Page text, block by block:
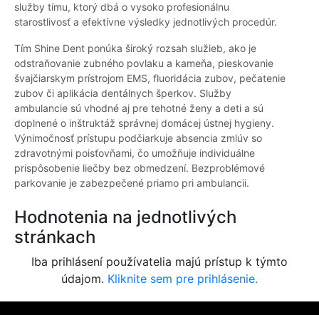
služby tímu, ktorý dbá o vysoko profesionálnu
starostlivosť a efektívne výsledky jednotlivých procedúr.
Tím Shine Dent ponúka široký rozsah služieb, ako je
odstraňovanie zubného povlaku a kameňa, pieskovanie
švajčiarskym prístrojom EMS, fluoridácia zubov, pečatenie
zubov či aplikácia dentálnych šperkov. Služby
ambulancie sú vhodné aj pre tehotné ženy a deti a sú
doplnené o inštruktáž správnej domácej ústnej hygieny.
Výnimočnosť prístupu podčiarkuje absencia zmlúv so
zdravotnými poisťovňami, čo umožňuje individuálne
prispôsobenie liečby bez obmedzení. Bezproblémové
parkovanie je zabezpečené priamo pri ambulancii.
Hodnotenia na jednotlivých
stránkach
Iba prihlásení používatelia majú prístup k týmto
údajom. Kliknite sem pre prihlásenie.